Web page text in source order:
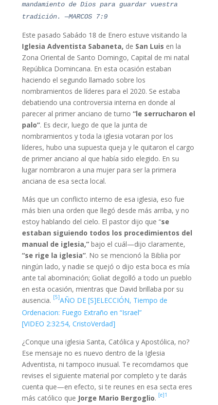
mandamiento de Dios para guardar vuestra
tradición. —MARCOS 7:9
Este pasado Sabádo 18 de Enero estuve visitando la
Iglesia Adventista Sabaneta, de San Luis en la
Zona Oriental de Santo Domingo, Capital de mi natal
República Domincana. En esta ocasión estaban
haciendo el segundo llamado sobre los
nombramientos de líderes para el 2020. Se estaba
debatiendo una controversia interna en donde al
parecer al primer anciano de turno “le serrucharon el
palo”. Es decir, luego de que la junta de
nombramientos y toda la iglesia votaran por los
líderes, hubo una supuesta queja y le quitaron el cargo
de primer anciano al que había sido elegido. En su
lugar nombraron a una mujer para ser la primera
anciana de esa secta local.
Más que un conflicto interno de esa iglesia, eso fue
más bien una orden que llegó desde más arriba, y no
estoy hablando del cielo. El pastor dijo que “se
estaban siguiendo todos los procedimientos del
manual de iglesia,” bajo el cuál—dijo claramente,
“se rige la iglesia”. No se mencionó la Biblia por
ningún lado, y nadie se quejó o dijo esta boca es mía
ante tal abominación; Goliat degolló a todo un pueblo
en esta ocasión, mientras que David brillaba por su
ausencia. [5]AÑO DE [S]ELECCIÓN, Tiempo de
Ordenacion: Fuego Extraño en “Israel”
[VIDEO 2:32:54, CristoVerdad]
¿Conque una iglesia Santa, Católica y Apostólica, no?
Ese mensaje no es nuevo dentro de la Iglesia
Adventista, ni tampoco inusual. Te recomdamos que
revises el siguiente material por completo y te darás
cuenta que—en efecto, si te reunes en esa secta eres
más católico que Jorge Mario Bergoglio. [e]1